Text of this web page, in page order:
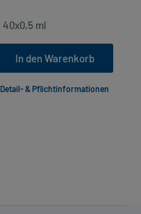
In den Warenkorb
Detail- & Pflichtinformationen